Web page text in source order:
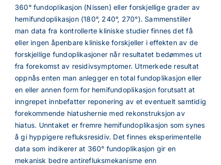
360° fundoplikasjon (Nissen) eller forskjellige grader av
hemifundoplikasjon (180°, 240°, 270°). Sammenstiller
man data fra kontrollerte kliniske studier finnes det få
eller ingen åpenbare kliniske forskjeller i effekten av de
forskjellige fundoplikasjoner når resultatet bedømmes ut
fra forekomst av residivsymptomer. Utmerkede resultat
oppnås enten man anlegger en total fundoplikasjon eller
en eller annen form for hemifundoplikasjon forutsatt at
inngrepet innbefatter reponering av et eventuelt samtidig
forekommende hiatushernie med rekonstruksjon av
hiatus. Unntaket er fremre hemifundoplikasjon som synes
å gi hyppigere refluksresidiv. Det finnes eksperimentelle
data som indikerer at 360° fundoplikasjon gir en
mekanisk bedre antirefluksmekanisme enn